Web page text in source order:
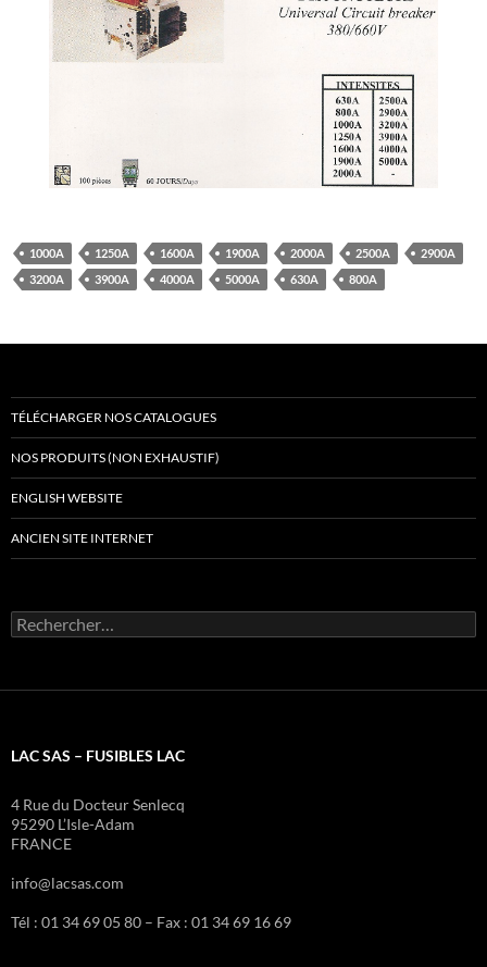
1000A 1250A 1600A 1900A 2000A 2500A
2900A
3200A
3900A 4000A 5000A 630A 800A
TÉLÉCHARGER NOS CATALOGUES
NOS PRODUITS (NON EXHAUSTIF)
ENGLISH WEBSITE
ANCIEN SITE INTERNET
Rechercher :
LAC SAS – FUSIBLES LAC
4 Rue du Docteur Senlecq
95290 L’Isle-Adam
FRANCE
info@lacsas.com
Tél : 01 34 69 05 80 – Fax : 01 34 69 16 69